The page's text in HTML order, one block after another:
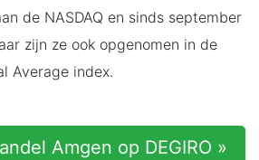
de NASDAQ en sinds september
zijn ze ook opgenomen in de
Average index.
Amgen op DEGIRO »